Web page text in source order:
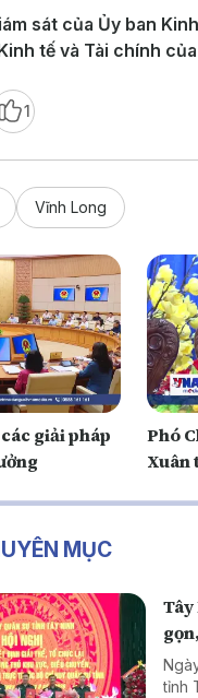
sát của Ủy ban
tế và Tài chính
1
​​​​​​​Vĩnh Long
giải pháp
Phó
Xuân
MỤC
tỉnh